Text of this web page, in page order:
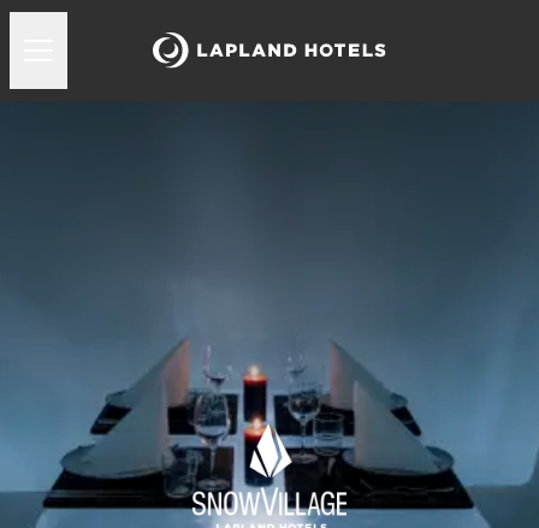
Snowvillage jääravintola